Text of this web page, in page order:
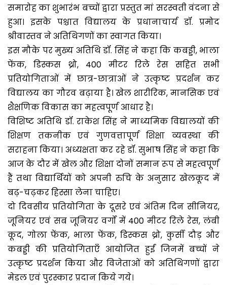
समारोह का शुभारंभ बच्चों द्वारा प्रस्तुत मां सरस्वती वंदना से
हुआ। इसके पश्चात विद्यालय के प्रधानाचार्य डॉ. प्रमोद
श्रीवास्तव ने अतिथिगणों का स्वागत किया।
इस मौके पर मुख्य अतिथि डॉ. सिंह ने कहा कि कबड्डी, भाला
फेंक, डिस्कस थ्रो, 400 मीटर रिले रेस सहित सभी
प्रतियोगिताओं में छात्र-छात्राओं ने उत्कृष्ट प्रदर्शन कर
विद्यालय का गौरव बढ़ाया है। खेल शारीरिक, मानसिक एवं
शैक्षणिक विकास का महत्वपूर्ण आधार है।
विशिष्ट अतिथि डॉ. राकेश सिंह ने माध्यमिक विद्यालयों की
शिक्षण तकनीक एवं गुणवत्तापूर्ण शिक्षा व्यवस्था की
सराहना किया। अध्यक्षता कर रहे डॉ. सुभाष सिंह ने कहा कि
आज के दौर में खेल और शिक्षा दोनों समान रूप से महत्वपूर्ण
हैं तथा विद्यार्थियों को अपनी रुचि के अनुसार खेलकूद में
बढ़-चढ़कर हिस्सा लेना चाहिए।
दो दिवसीय प्रतियोगिता के दूसरे एवं अंतिम दिन सीनियर,
जूनियर एवं सब जूनियर वर्गों में 400 मीटर रिले रेस, लंबी
कूद, गोला फेंक, भाला फेंक, डिस्कस थ्रो, कुर्सी दौड़ और
कबड्डी की प्रतियोगिताएँ आयोजित हुईं जिनमें बच्चों ने
उत्कृष्ट प्रदर्शन किया और विजेताओं को अतिथिगणों द्वारा
मेडल एवं पुरस्कार प्रदान किये गये।